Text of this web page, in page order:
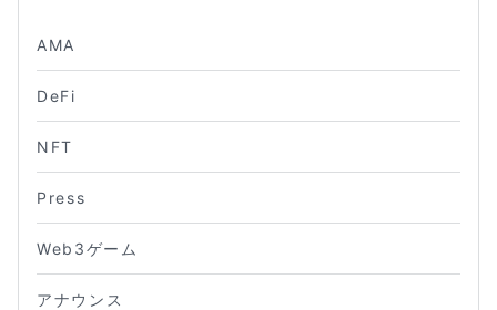
AMA
DeFi
NFT
Press
Web3ゲーム
アナウンス